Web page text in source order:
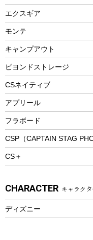
トレー
ランチョンマット
ランチボックス
エアーポンプ
ビーチテント
ウィンター
スノーシュー
防寒ウェア
トレッキング
トレッキングアクセサリー
プレイグッズ
ウェルネス
ウェア、タオル
ウェア
エクスギア
モンテ
キャンプアウト
ビヨンドストレージ
CSネイティブ
アプリール
フラボード
CSP（CAPTAIN STAG
CS＋
CHARACTER キャラク
ディズニー